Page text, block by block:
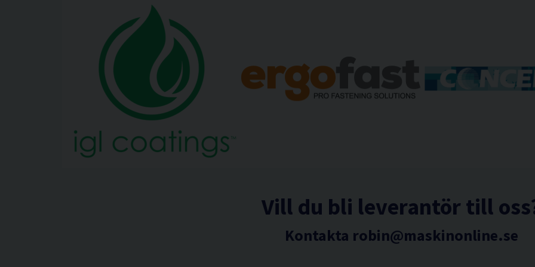
Vill du bli leverantör till
Kontakta robin@maskinonline.se